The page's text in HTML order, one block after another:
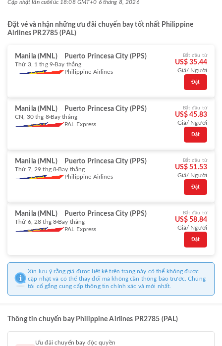
Cập nhật lần cuốilúc 18:08 GMT+0 6 tháng 8, 2026
Đặt vé và nhận những ưu đãi chuyến bay tốt nhất Philippine
Airlines PR2785 (PAL)
Manila (MNL) Puerto Princesa City (PPS)
Thứ 3, 1 thg 9 Bay thẳng
Philippine Airlines
Bắt đầu từ
US$ 35.44
Giá/ Người
Đặt
Manila (MNL) Puerto Princesa City (PPS)
CN, 30 thg 8 Bay thẳng
PAL Express
Bắt đầu từ
US$ 45.83
Giá/ Người
Đặt
Manila (MNL) Puerto Princesa City (PPS)
Thứ 7, 29 thg 8 Bay thẳng
Philippine Airlines
Bắt đầu từ
US$ 51.53
Giá/ Người
Đặt
Manila (MNL) Puerto Princesa City (PPS)
Thứ 6, 28 thg 8 Bay thẳng
PAL Express
Bắt đầu từ
US$ 58.84
Giá/ Người
Đặt
Xin lưu ý rằng giá được liệt kê trên trang này có thể không được
cập nhật và có thể thay đổi mà không cần thông báo trước. Chúng
tôi cố gắng cung cấp thông tin chính xác và mới nhất.
Thông tin chuyến bay Philippine Airlines PR2785 (PAL)
Ưu đãi chuyến bay độc quyền